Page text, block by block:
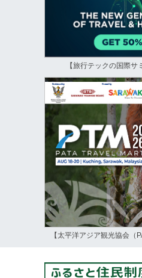
【旅行テックの国際サ
【太平洋アジア観光協会（